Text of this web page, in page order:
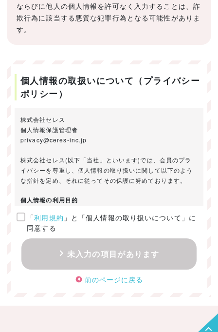
ならびに他人の個人情報を許可なく入力することは、詐
欺行為に該当する悪質な犯罪行為となる可能性がありま
す。
個人情報の取扱いについて（プライバシー
ポリシー）
株式会社セレス
個人情報保護管理者
privacy@ceres-inc.jp
株式会社セレス(以下「当社」といいます)では、会員のプラ
イバシーを尊重し、個人情報の取り扱いに関して以下のよう
な指針を定め、それに従ってその保護に努めております。
個人情報の利用目的
ご提供いただきました個人情報は、以下のためにのみ利用い
たします。
・お問い合わせに対する回答及び資料送付のご連絡
・当社のお客様向けサービスの提供
・本人確認
・サービスの開発・改善のための分析
「利用規約 」と「個人情報の取り扱いについて」に
同意する
未入力の項目があります
前のページに戻る